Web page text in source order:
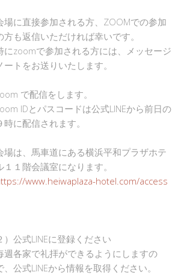
場に直接参加される方、ZOOMでの参加
方も返信いただければ幸いです。
にzoomで参加される方には、メッセージ
ートをお送りいたします。
で配信をします。
IDとパスコードは公式LINEから前日の
時に配信されます。
場は、馬車道にある横浜平和プラザホテ
１１階会議室になります。
www.heiwaplaza-hotel.com/access
）公式LINEに登録ください
週各家で礼拝ができるようにしますの
、公式LINEから情報を取得ください。